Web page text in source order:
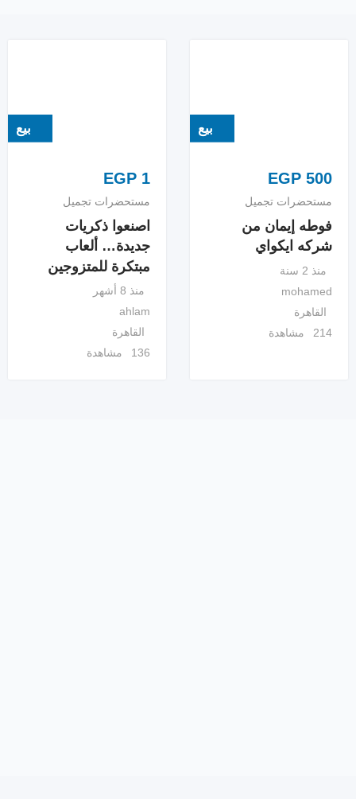
بيع
EGP 500
مستحضرات تجميل
فوطه إيمان من
شركه ايكواي
منذ 2 سنة
mohamed
القاهرة
214 مشاهدة
بيع
EGP 1
مستحضرات تجميل
اصنعوا ذكريات
جديدة… ألعاب
مبتكرة للمتزوجين
منذ 8 أشهر
ahlam
القاهرة
136 مشاهدة